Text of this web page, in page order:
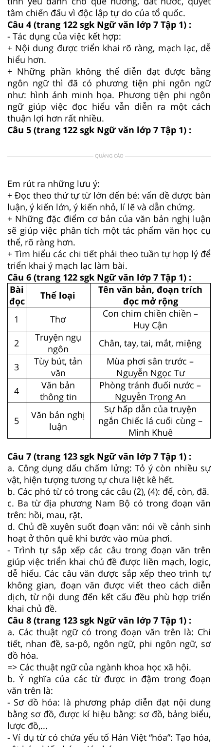
tâm chiến đấu vì độc lập tự do của tổ quốc.
Câu 4 (trang 122 sgk Ngữ văn lớp 7 Tập 1) :
- Tác dụng của việc kết hợp:
+ Nội dung được triển khai rõ ràng, mạch lạc, dễ
hiểu hơn.
+ Những phần không thể diễn đạt được bằng
ngôn ngữ thì đã có phương tiện phi ngôn ngữ
như: hình ảnh minh họa. Phương tiện phi ngôn
ngữ giúp việc đọc hiểu vẫn diễn ra một cách
thuận lợi hơn rất nhiều.
Câu 5 (trang 122 sgk Ngữ văn lớp 7 Tập 1) :
QUẢNG CÁO
Em rút ra những lưu ý:
+ Đọc theo thứ tự từ lớn đến bé: vấn đề được bàn
luận, ý kiến lớn, ý kiến nhỏ, lí lẽ và dẫn chứng.
+ Những đặc điểm cơ bản của văn bản nghị luận
sẽ giúp việc phân tích một tác phẩm văn học cụ
thể, rõ ràng hơn.
+ Tìm hiểu các chi tiết phải theo tuần tự hợp lý để
triển khai ý mạch lạc làm bài.
Câu 6 (trang 122 sgk Ngữ văn lớp 7 Tập 1) :
Bài
đọc
Thể loại
Tên văn bản, đoạn trích
đọc mở rộng
1
Thơ
Con chim chiền chiền –
Huy Cận
2
Truyện ngụ
ngôn
Chân, tay, tai, mắt, miệng
3
Tùy bút, tản
văn
Mùa phơi sân trước –
Nguyễn Ngọc Tư
4
Văn bản
thông tin
Phòng tránh đuối nước –
Nguyễn Trọng An
5
Văn bản nghị
luận
Sự hấp dẫn của truyện
ngắn Chiếc lá cuối cùng –
Minh Khuê
Câu 7 (trang 123 sgk Ngữ văn lớp 7 Tập 1) :
a. Công dụng dấu chấm lửng: Tỏ ý còn nhiều sự
vật, hiện tượng tương tự chưa liệt kê hết.
b. Các phó từ có trong các câu (2), (4): để, còn, đã.
c. Ba từ địa phương Nam Bộ có trong đoạn văn
trên: hồi, mau, rặt.
d. Chủ đề xuyên suốt đoạn văn: nói về cảnh sinh
hoạt ở thôn quê khi bước vào mùa phơi.
- Trình tự sắp xếp các câu trong đoạn văn trên
giúp việc triển khai chủ đề được liền mạch, logic,
dễ hiểu. Các câu văn được sắp xếp theo trình tự
không gian, đoạn văn được viết theo cách diễn
dịch, từ nội dung đến kết cấu đều phù hợp triển
khai chủ đề.
Câu 8 (trang 123 sgk Ngữ văn lớp 7 Tập 1) :
a. Các thuật ngữ có trong đoạn văn trên là: Chi
tiết, nhan đề, sa-pô, ngôn ngữ, phi ngôn ngữ, sơ
đồ hóa.
=> Các thuật ngữ của ngành khoa học xã hội.
b. Ý nghĩa của các từ được in đậm trong đoạn
văn trên là:
- Sơ đồ hóa: là phương pháp diễn đạt nội dung
bằng sơ đồ, được kí hiệu bằng: sơ đồ, bảng biểu,
lược đồ,...
- Ví dụ từ có chứa yếu tố Hán Việt “hóa”: Tạo hóa,